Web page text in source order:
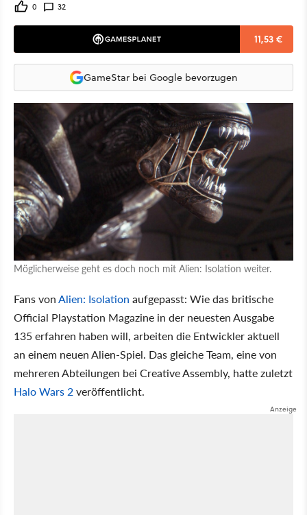
0 32
11,53 €
GameStar bei Google bevorzugen
Möglicherweise geht es doch noch mit Alien: Isolation weiter.
Fans vonAlien: Isolation aufgepasst: Wie das britische
Official Playstation Magazine in der neuesten Ausgabe
135 erfahren haben will, arbeiten die Entwickler aktuell
an einem neuen Alien-Spiel. Das gleiche Team, eine von
mehreren Abteilungen bei Creative Assembly, hatte zuletzt
Halo Wars 2veröffentlicht.